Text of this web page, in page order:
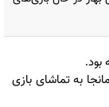
بود.
به تماشای بازی